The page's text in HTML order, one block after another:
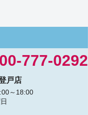
777-0292
戸店
～18:00